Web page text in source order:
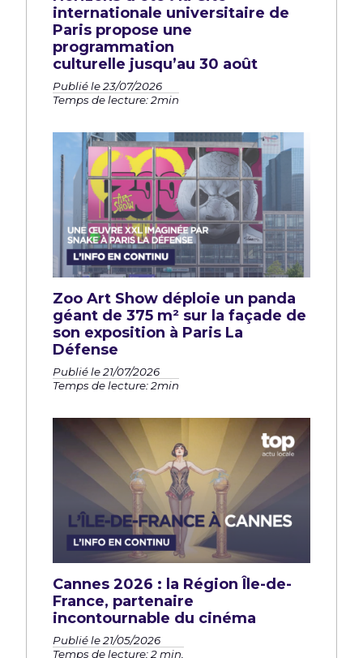
internationale universitaire de
Paris propose une
programmation
culturelle jusqu’au 30 août
Publié le 23/07/2026
Temps de lecture: 2min
Zoo Art Show déploie un panda
géant de 375 m² sur la façade de
son exposition à Paris La
Défense
Publié le 21/07/2026
Temps de lecture: 2min
Cannes 2026 : la Région Île-de-
France, partenaire
incontournable du cinéma
Publié le 21/05/2026
Temps de lecture: 2 min.